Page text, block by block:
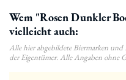
Wem "Rosen Dunkler
vielleicht auch:
Alle hier abgebildete Biermarken
der Eigentümer. Alle Angaben ohne